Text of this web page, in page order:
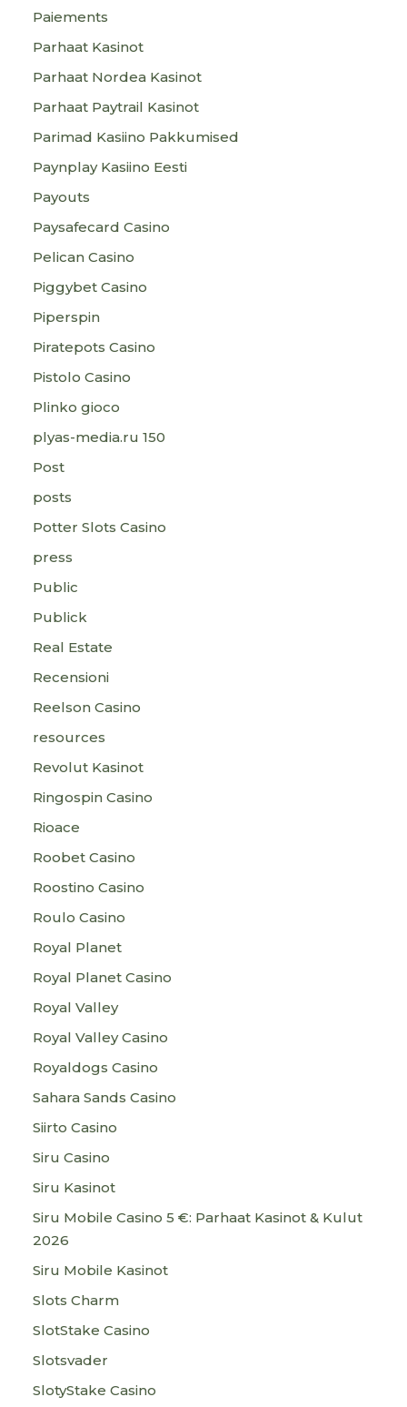
Paiements
Parhaat Kasinot
Parhaat Nordea Kasinot
Parhaat Paytrail Kasinot
Parimad Kasiino Pakkumised
Paynplay Kasiino Eesti
Payouts
Paysafecard Casino
Pelican Casino
Piggybet Casino
Piperspin
Piratepots Casino
Pistolo Casino
Plinko gioco
plyas-media.ru 150
Post
posts
Potter Slots Casino
press
Public
Publick
Real Estate
Recensioni
Reelson Casino
resources
Revolut Kasinot
Ringospin Casino
Rioace
Roobet Casino
Roostino Casino
Roulo Casino
Royal Planet
Royal Planet Casino
Royal Valley
Royal Valley Casino
Royaldogs Casino
Sahara Sands Casino
Siirto Casino
Siru Casino
Siru Kasinot
Siru Mobile Casino 5 €: Parhaat Kasinot & Kulut
2026
Siru Mobile Kasinot
Slots Charm
SlotStake Casino
Slotsvader
SlotyStake Casino